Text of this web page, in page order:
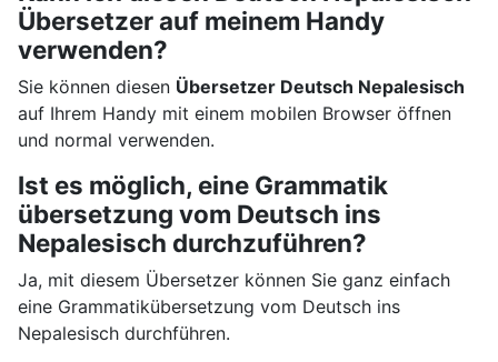
Übersetzer auf meinem Handy
verwenden?
Sie können diesen Übersetzer Deutsch Nepalesisch
auf Ihrem Handy mit einem mobilen Browser öffnen
und normal verwenden.
Ist es möglich, eine Grammatik
übersetzung vom Deutsch ins
Nepalesisch durchzuführen?
Ja, mit diesem Übersetzer können Sie ganz einfach
eine Grammatikübersetzung vom Deutsch ins
Nepalesisch durchführen.